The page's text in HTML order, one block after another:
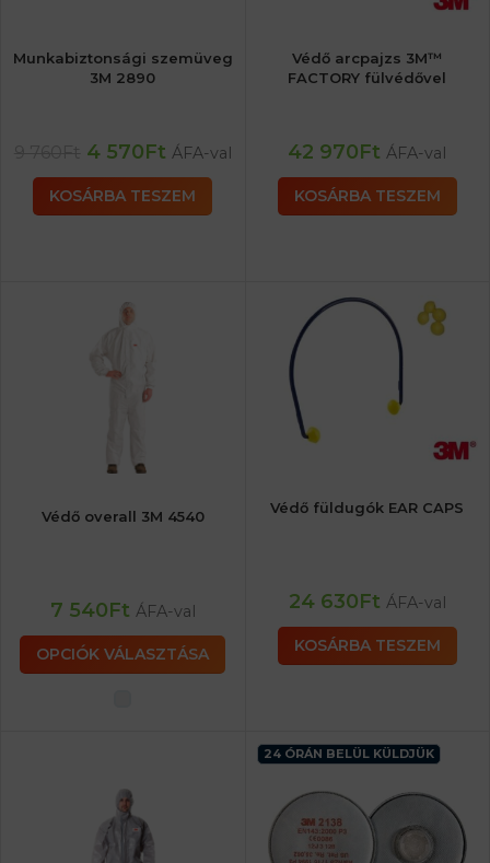
Munkabiztonsági szemüveg
3M 2890
4 570Ft ÁFA-val
KOSÁRBA TESZEM
Védő arcpajzs 3M™
FACTORY fülvédővel
42 970Ft ÁFA-val
KOSÁRBA TESZEM
Védő overall 3M 4540
7 540Ft ÁFA-val
OPCIÓK VÁLASZTÁSA
Védő füldugók EAR CAPS
24 630Ft ÁFA-val
KOSÁRBA TESZEM
24 ÓRÁN BELÜL KÜLDJÜK